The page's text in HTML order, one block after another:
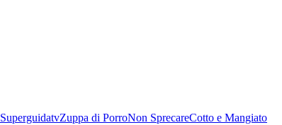
SuperguidatvZuppa di PorroNon SprecareCotto e Mangiato